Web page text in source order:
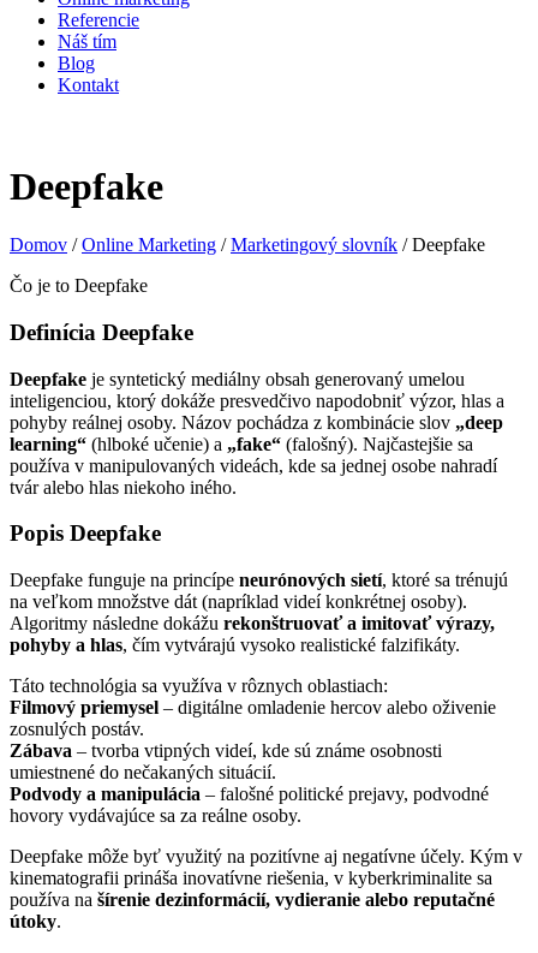
Referencie
Náš tím
Blog
Kontakt
Deepfake
Domov /Online Marketing /Marketingový slovník /Deepfake
Čo je to Deepfake
Definícia Deepfake
Deepfake je syntetický mediálny obsah generovaný umelou
inteligenciou, ktorý dokáže presvedčivo napodobniť výzor, hlas a
pohyby reálnej osoby. Názov pochádza z kombinácie slov „deep
learning“ (hlboké učenie) a „fake“ (falošný). Najčastejšie sa
používa v manipulovaných videách, kde sa jednej osobe nahradí
tvár alebo hlas niekoho iného.
Popis Deepfake
Deepfake funguje na princípe neurónových sietí, ktoré sa trénujú
na veľkom množstve dát (napríklad videí konkrétnej osoby).
Algoritmy následne dokážu rekonštruovať a imitovať výrazy,
pohyby a hlas, čím vytvárajú vysoko realistické falzifikáty.
Táto technológia sa využíva v rôznych oblastiach:
Filmový priemysel – digitálne omladenie hercov alebo oživenie
zosnulých postáv.
Zábava – tvorba vtipných videí, kde sú známe osobnosti
umiestnené do nečakaných situácií.
Podvody a manipulácia – falošné politické prejavy, podvodné
hovory vydávajúce sa za reálne osoby.
Deepfake môže byť využitý na pozitívne aj negatívne účely. Kým v
kinematografii prináša inovatívne riešenia, v kyberkriminalite sa
používa na šírenie dezinformácií, vydieranie alebo reputačné
útoky.